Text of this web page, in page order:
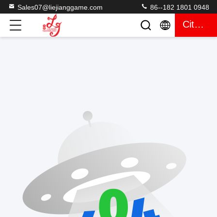
Sales07@liejianggame.com 86--182 1801 0948
Citaat